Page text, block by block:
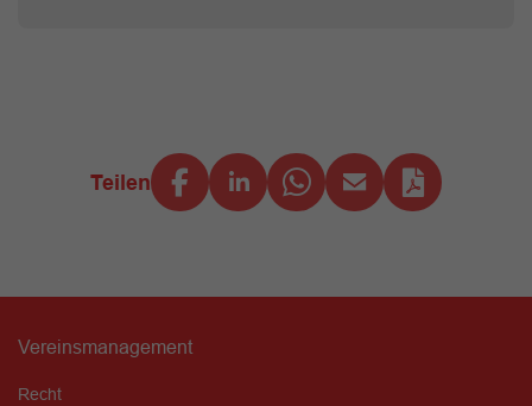
Teilen
Vereinsmanagement
Recht